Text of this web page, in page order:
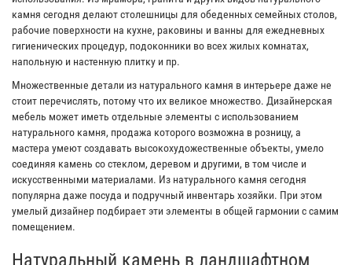
камня сегодня делают столешницы для обеденных семейных столов,
рабочие поверхности на кухне, раковины и ванны для ежедневных
гигиенических процедур, подоконники во всех жилых комнатах,
напольную и настенную плитку и пр.
Множественные детали из натурального камня в интерьере даже не
стоит перечислять, потому что их великое множество. Дизайнерская
мебель может иметь отдельные элементы с использованием
натурального камня, продажа которого возможна в розницу, а
мастера умеют создавать высокохудожественные объекты, умело
соединяя камень со стеклом, деревом и другими, в том числе и
искусственными материалами. Из натурального камня сегодня
популярна даже посуда и подручный инвентарь хозяйки. При этом
умелый дизайнер подбирает эти элементы в общей гармонии с самим
помещением.
Натуральный камень в ландшафтном